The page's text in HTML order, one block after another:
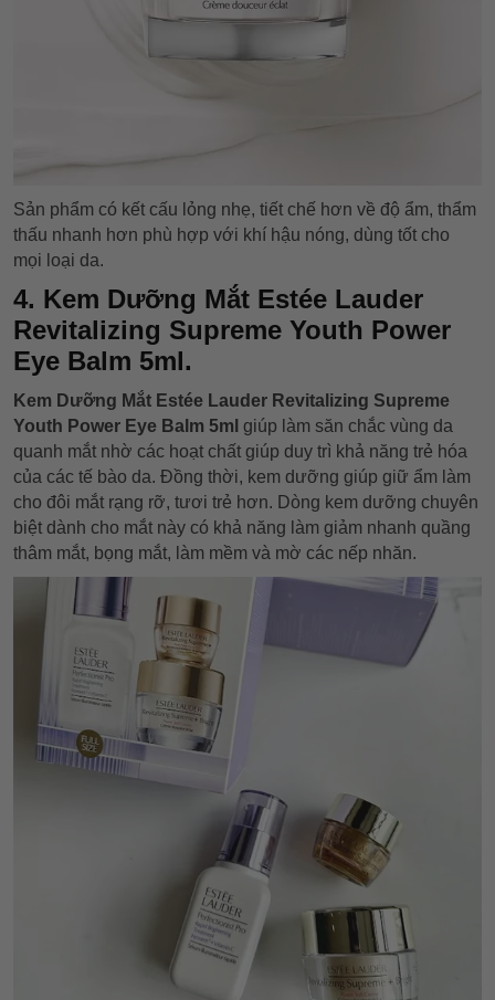
Sản phẩm có kết cấu lỏng nhẹ, tiết chế hơn về độ ẩm, thẩm
thấu nhanh hơn phù hợp với khí hậu nóng, dùng tốt cho
mọi loại da.
4. Kem Dưỡng Mắt Estée Lauder
Revitalizing Supreme Youth Power
Eye Balm 5ml.
Kem Dưỡng Mắt Estée Lauder Revitalizing Supreme
Youth Power Eye Balm 5ml giúp làm săn chắc vùng da
quanh mắt nhờ các hoạt chất giúp duy trì khả năng trẻ hóa
của các tế bào da. Đồng thời, kem dưỡng giúp giữ ẩm làm
cho đôi mắt rạng rỡ, tươi trẻ hơn. Dòng kem dưỡng chuyên
biệt dành cho mắt này có khả năng làm giảm nhanh quầng
thâm mắt, bọng mắt, làm mềm và mờ các nếp nhăn.